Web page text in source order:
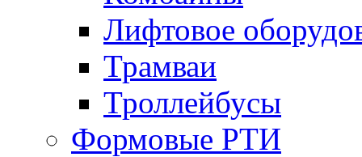
Лифтовое
Трамваи
Троллейбусы
Формовые РТИ